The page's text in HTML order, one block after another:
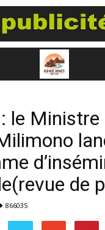
le Ministre
de
866035